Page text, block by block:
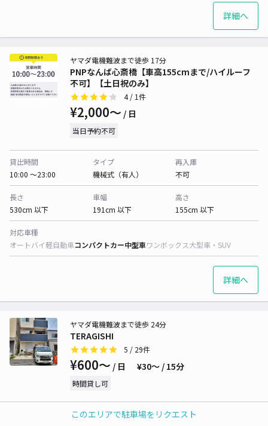
このエリアで駐車場をリクエスト
詳細へ
PNPなんば心斎橋【車高155cmまで/ハイルーフ
不可】【土日祝のみ】
ヤマダ電機難波まで徒歩 17分
4/ 1件
¥2,000〜 / 日
当日予約不可
貸出時間
10:00 〜23:00
タイプ
機械式（有人）
再入庫
不可
長さ
530cm 以下
車幅
191cm 以下
高さ
155cm 以下
対応車種
オートバイ軽自動車コンパクトカー中型車ワンボックス大型車・SUV
詳細へ
TERAGISHI
ヤマダ電機難波まで徒歩 24分
5 / 29件
¥600〜 / 日 ¥30〜 / 15分
時間貸し可
タイプ
再入庫